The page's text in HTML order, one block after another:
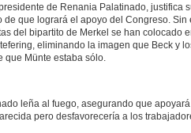
de Renania Palatinado, justifica
de que logrará el apoyo del Congreso. Sin
del bipartito de Merkel se han colocado
eliminando la imagen que Beck y
que Münte estaba sólo.
leña al fuego, asegurando que
pero desfavorecería a los